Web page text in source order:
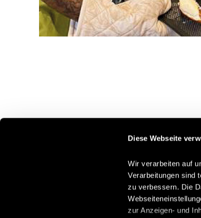
Diese Webseite
Wir verarbeiten auf
Verarbeitungen sind
zu verbessern. Die
zur Anzeigen- und